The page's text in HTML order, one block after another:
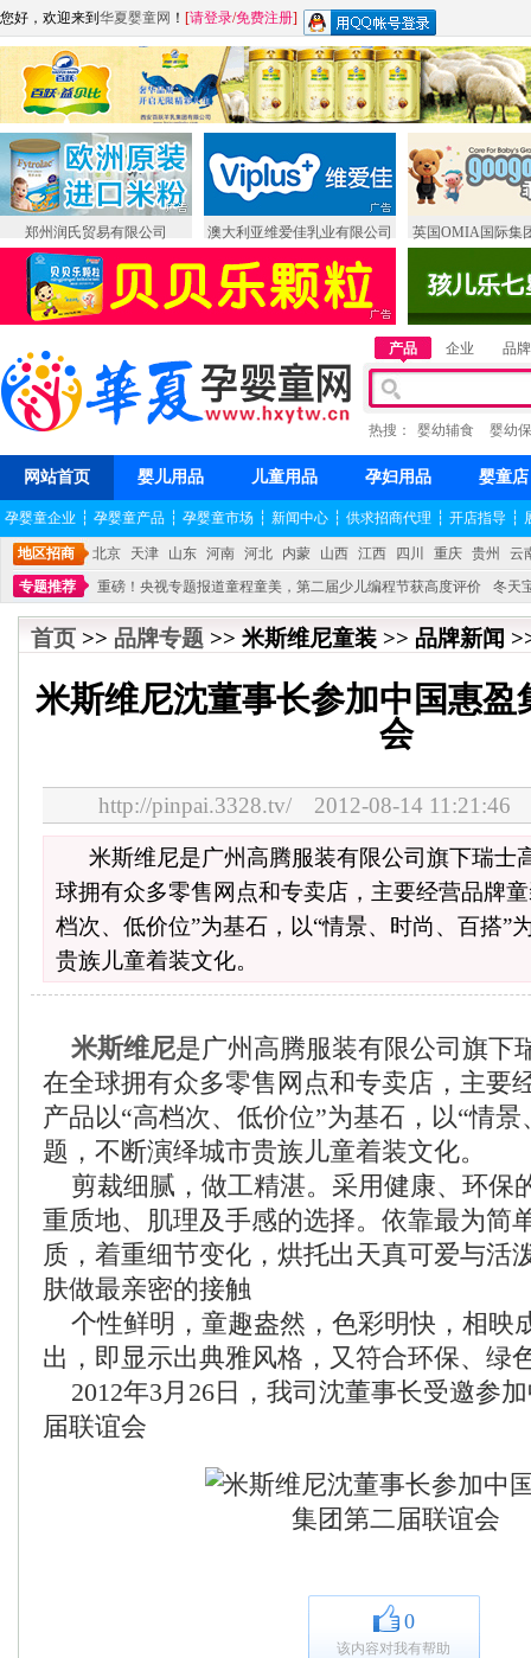
您好，欢迎来到 华夏婴童网 ！ [请登录/免费注册]
郑州润氏贸易有限公司 澳大利亚维爱佳乳业有限公司 英国OMIA国际集
产品 企业 品牌
热搜： 婴幼辅食 婴幼
网站首页 婴儿用品 儿童用品 孕妇用品 婴童店
孕婴童企业 ┆ 孕婴童产品 ┆ 孕婴童市场 ┆ 新闻中心 ┆ 供求招商代理 ┆ 开店指导 ┆
地区招商 北京 天津 山东 河南 河北 内蒙 山西 江西 四川 重庆 贵州
云
专题推荐
重磅！央视专题报道童程童美，第二届少儿编程节获高度评价
冬天
不能再单纯地销售产品,而要向增强服务转型,毕竟母婴产品比较特殊。”
妇幼广场
首页 >> 品牌专题 >> 米斯维尼童装 >> 品牌新闻
米斯维尼沈董事长参加中国惠盈
会
http://pinpai.3328.tv/ 2012-08-14 11:21:46
米斯维尼是广州高腾服装有限公司旗下瑞士
球拥有众多零售网点和专卖店，主要经营品牌
档次、低价位”为基石，以“情景、时尚、百搭”
贵族儿童着装文化。
米斯维尼是广州高腾服装有限公司旗下
在全球拥有众多零售网点和专卖店，主要
产品以“高档次、低价位”为基石，以“情
题，不断演绎城市贵族儿童着装文化。
剪裁细腻，做工精湛。采用健康、环保
重质地、肌理及手感的选择。依靠最为简
质，着重细节变化，烘托出天真可爱与活
肤做最亲密的接触
个性鲜明，童趣盎然，色彩明快，相映
出，即显示出典雅风格，又符合环保、绿
2012年3月26日，我司沈董事长受邀参
届联谊会
0
该内容对我有帮助